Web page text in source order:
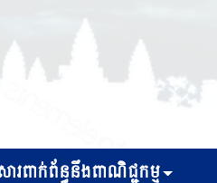
រពាក់ព័ន្ធនឹងពាណិជ្ជកម្ម